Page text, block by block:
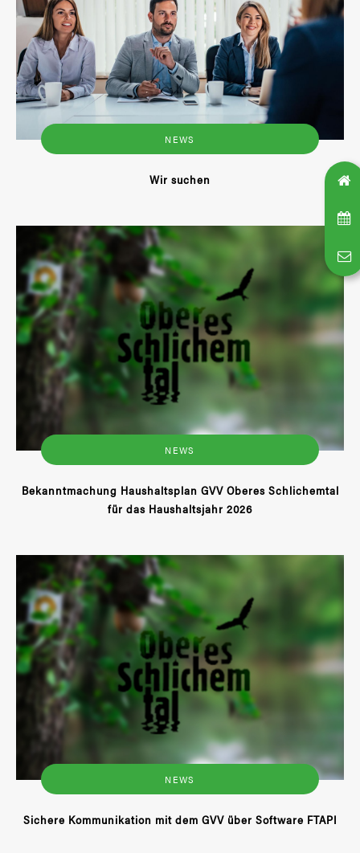
NEWS
Wir suchen
NEWS
Bekanntmachung Haushaltsplan GVV Oberes Schlichemtal
für das Haushaltsjahr 2026
NEWS
Sichere Kommunikation mit dem GVV über Software FTAPI